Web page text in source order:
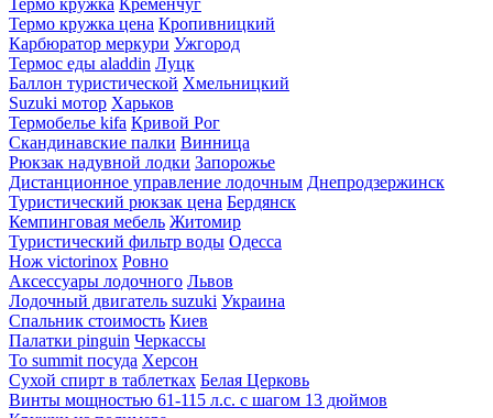
Термо кружка цена Кропивницкий
Карбюратор меркури Ужгород
Термос еды aladdin Луцк
Баллон туристической Хмельницкий
Suzuki мотор Харьков
Термобелье kifa Кривой Рог
Скандинавские палки Винница
Рюкзак надувной лодки Запорожье
Дистанционное управление лодочным Днепродзержинск
Туристический рюкзак цена Бердянск
Кемпинговая мебель Житомир
Туристический фильтр воды Одесса
Нож victorinox Ровно
Аксессуары лодочного Львов
Лодочный двигатель suzuki Украина
Спальник стоимость Киев
Палатки pinguin Черкассы
To summit посуда Херсон
Сухой спирт в таблетках Белая Церковь
Винты мощностью 61-115 л.с. с шагом 13 дюймов